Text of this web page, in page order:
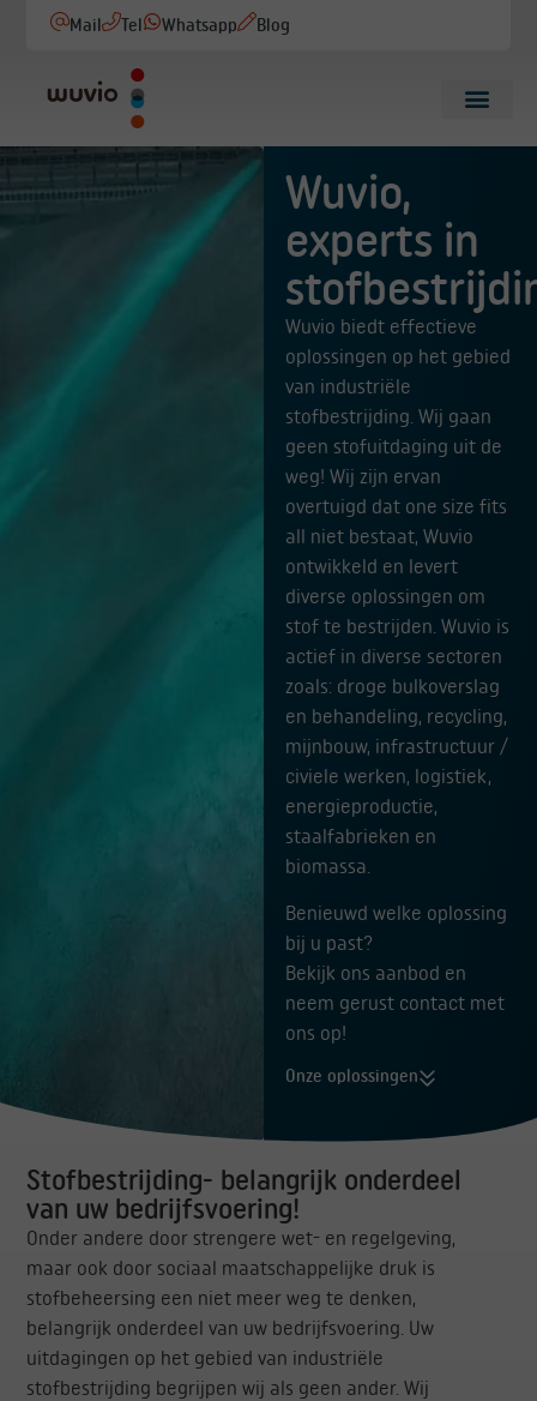
Mail Tel Whatsapp Blog
Wuvio,
experts in
Wuvio biedt effectieve
oplossingen op het gebied
van industriële
stofbestrijding. Wij gaan
geen stofuitdaging uit de
weg! Wij zijn ervan
overtuigd dat one size fits
all niet bestaat, Wuvio
ontwikkeld en levert
diverse oplossingen om
stof te bestrijden. Wuvio is
actief in diverse sectoren
zoals: droge bulkoverslag
en behandeling, recycling,
mijnbouw, infrastructuur /
civiele werken, logistiek,
energieproductie,
staalfabrieken en
biomassa.
Benieuwd welke oplossing
bij u past?
Bekijk ons aanbod en
neem gerust contact met
ons op!
Onze oplossingen
Stofbestrijding- belangrijk onderdeel
van uw bedrijfsvoering!
Onder andere door strengere wet- en regelgeving,
maar ook door sociaal maatschappelijke druk is
stofbeheersing een niet meer weg te denken,
belangrijk onderdeel van uw bedrijfsvoering. Uw
uitdagingen op het gebied van industriële
stofbestrijding begrijpen wij als geen ander. Wij